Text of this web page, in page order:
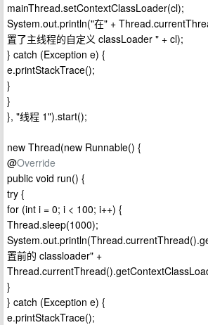
mainThread.setContextClassLoader(cl);
System.out.println("在" +
置了主线程的自定义 classLoader " + cl);
} catch (Exception e) {
e.printStackTrace();
}
}
}, "线程 1").start();
new Thread(new Runnable() {
@Override
public void run() {
try {
for (int i = 0; i < 100; i++) {
Thread.sleep(1000);
置前的 classloader" +
}
} catch (Exception e) {
e.printStackTrace();